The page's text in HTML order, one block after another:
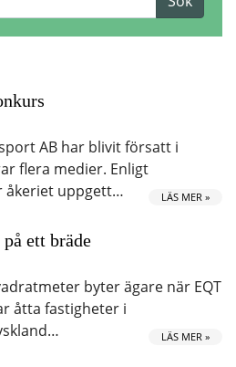
AB har blivit försatt i
flera medier. Enligt
åkeriet uppgett…
LÄS MER »
ett bräde
byter ägare när EQT
åtta fastigheter i
LÄS MER »